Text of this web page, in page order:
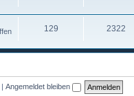
129 2322
| Angemeldet bleiben